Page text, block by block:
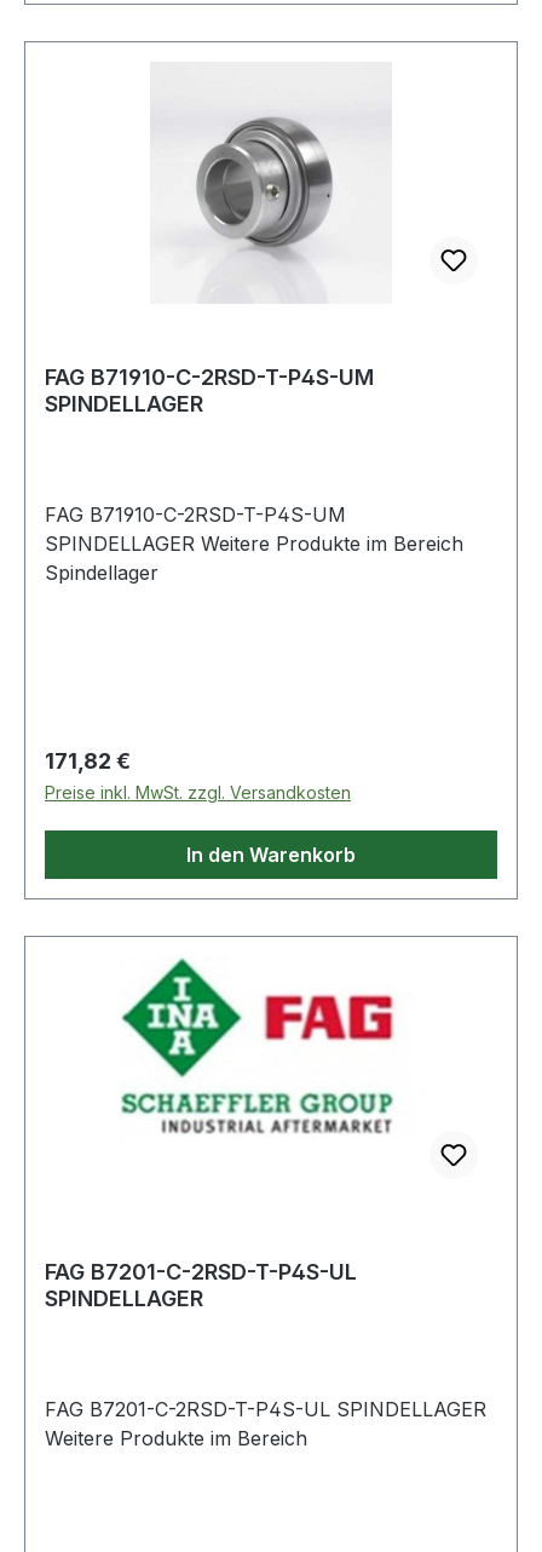
FAG B71910-C-2RSD-T-P4S-UM
SPINDELLAGER
FAG B71910-C-2RSD-T-P4S-UM
SPINDELLAGER Weitere Produkte im Bereich
Spindellager
Regulärer Preis:
171,82 €
Preise inkl. MwSt. zzgl. Versandkosten
In den Warenkorb
FAG B7201-C-2RSD-T-P4S-UL
SPINDELLAGER
FAG B7201-C-2RSD-T-P4S-UL SPINDELLAGER
Weitere Produkte im Bereich